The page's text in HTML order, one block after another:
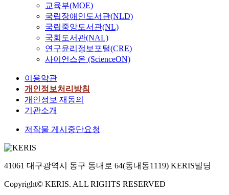
교육부(MOE)
국립장애인도서관(NLD)
국립중앙도서관(NL)
국회도서관(NAL)
연구윤리정보포털(CRE)
사이언스온 (ScienceON)
이용약관
개인정보처리방침
개인정보 재동의
기관소개
저작물 게시중단요청
41061 대구광역시 동구 동내로 64(동내동1119) KERIS빌딩
Copyright© KERIS. ALL RIGHTS RESERVED